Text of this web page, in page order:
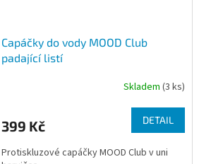
Capáčky do vody MOOD Club
padající listí
Skladem (3 ks)
399 Kč DETAIL
Protiskluzové capáčky MOOD Club v uni